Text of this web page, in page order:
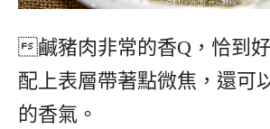
鹹豬肉非常的香Q，恰到
配上表層帶著點微焦，還可
的香氣。